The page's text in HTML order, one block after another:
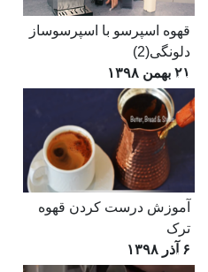
3,295
قهوه اسپرسو با اسپرسوساز
دلونگی(2)
۲۱ بهمن ۱۳۹۸
5,452
آموزش درست کردن قهوه
ترک
۶ آذر ۱۳۹۸